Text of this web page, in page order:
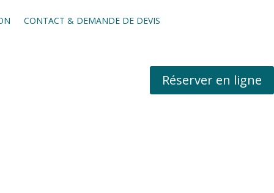
CONTACT & DEMANDE DE DEVIS
Réserver en ligne